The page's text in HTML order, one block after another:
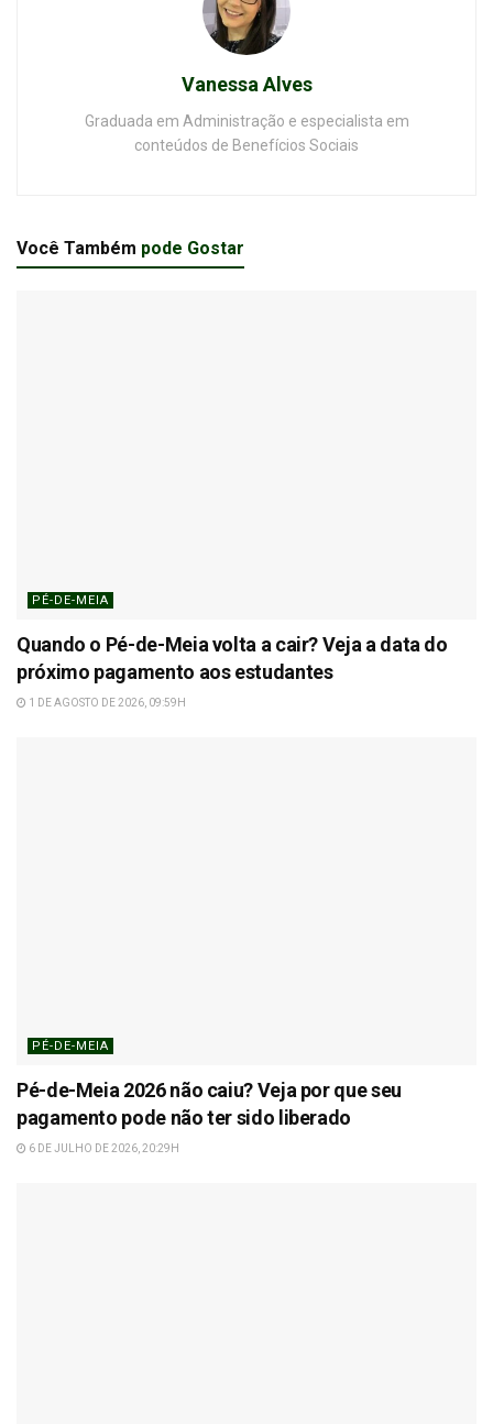
Vanessa Alves
Graduada em Administração e especialista em
conteúdos de Benefícios Sociais
Você Também pode Gostar
PÉ-DE-MEIA
Quando o Pé-de-Meia volta a cair? Veja a data do
próximo pagamento aos estudantes
1 DE AGOSTO DE 2026, 09:59H
PÉ-DE-MEIA
Pé-de-Meia 2026 não caiu? Veja por que seu
pagamento pode não ter sido liberado
6 DE JULHO DE 2026, 20:29H